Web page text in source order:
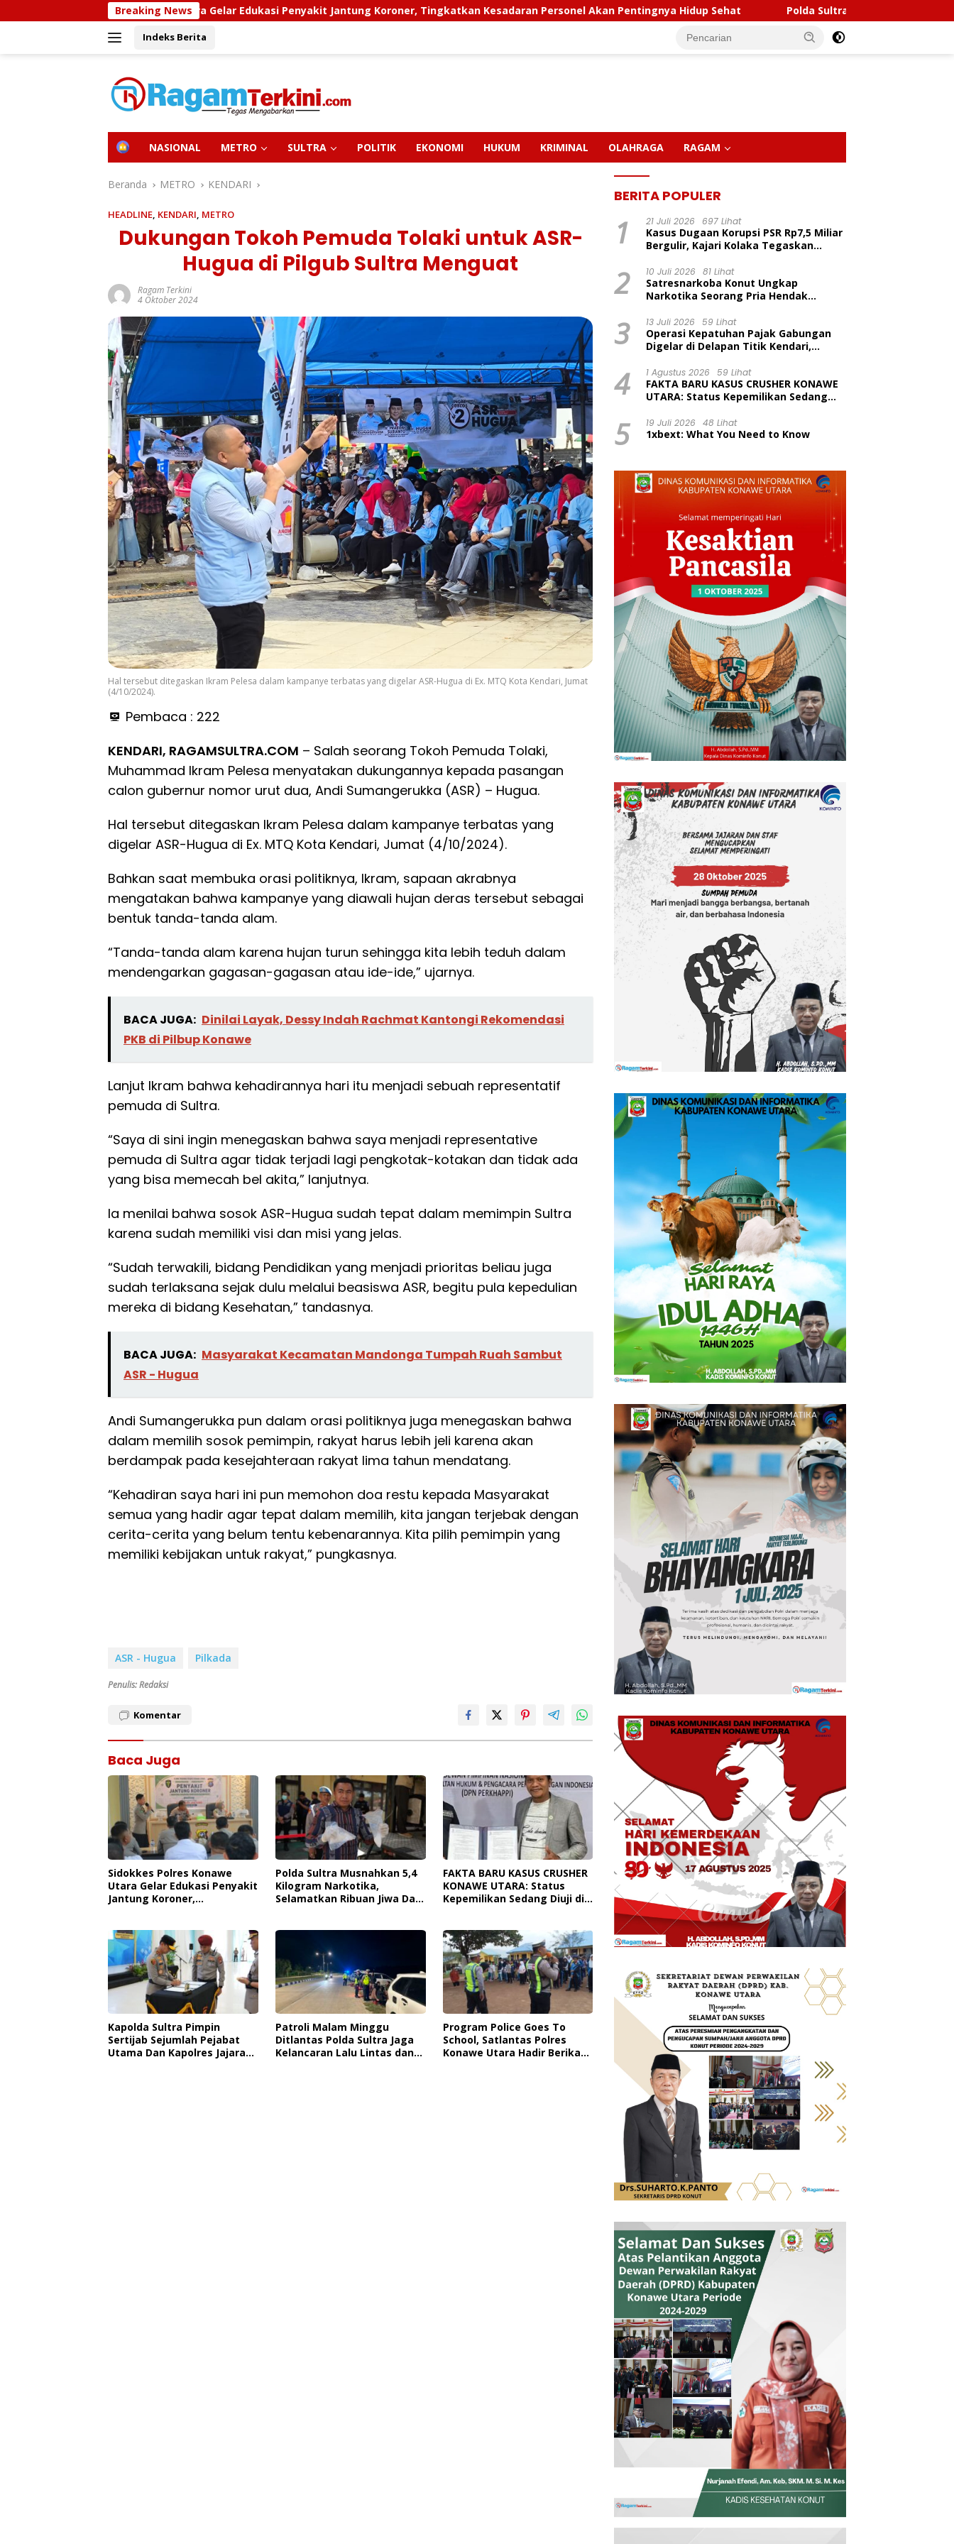
ke
Breaking News
Utara Gelar Edukasi Penyakit Jantung Koroner, Tingkatkan Kesadaran Personel Akan Pentingnya Hidup Sehat Polda Sultra Musnahkan 5,4 Kilogram Narkotika, Selamatkan
Indeks Berita
H
E
NASIONAL METRO SULTRA POLITIK EKONOMI HUKUM KRIMINAL OLAHRAGA RAGAM
Beranda METRO KENDARI
HEADLINE, KENDARI, METRO
Dukungan Tokoh Pemuda Tolaki untuk ASR-
Hugua di Pilgub Sultra Menguat
Ragam Terkini
4 Oktober 2024
Hal tersebut ditegaskan Ikram Pelesa dalam kampanye terbatas yang digelar ASR-Hugua di Ex. MTQ Kota Kendari, Jumat
(4/10/2024).
Pembaca : 222
KENDARI, RAGAMSULTRA.COM – Salah seorang Tokoh Pemuda Tolaki,
Muhammad Ikram Pelesa menyatakan dukungannya kepada pasangan
calon gubernur nomor urut dua, Andi Sumangerukka (ASR) – Hugua.
Hal tersebut ditegaskan Ikram Pelesa dalam kampanye terbatas yang
digelar ASR-Hugua di Ex. MTQ Kota Kendari, Jumat (4/10/2024).
Bahkan saat membuka orasi politiknya, Ikram, sapaan akrabnya
mengatakan bahwa kampanye yang diawali hujan deras tersebut sebagai
bentuk tanda-tanda alam.
“Tanda-tanda alam karena hujan turun sehingga kita lebih teduh dalam
mendengarkan gagasan-gagasan atau ide-ide,” ujarnya.
BACA JUGA: Dinilai Layak, Dessy Indah Rachmat Kantongi Rekomendasi
PKB di Pilbup Konawe
Lanjut Ikram bahwa kehadirannya hari itu menjadi sebuah representatif
pemuda di Sultra.
“Saya di sini ingin menegaskan bahwa saya menjadi representative
pemuda di Sultra agar tidak terjadi lagi pengkotak-kotakan dan tidak ada
yang bisa memecah bel akita,” lanjutnya.
Ia menilai bahwa sosok ASR-Hugua sudah tepat dalam memimpin Sultra
karena sudah memiliki visi dan misi yang jelas.
“Sudah terwakili, bidang Pendidikan yang menjadi prioritas beliau juga
sudah terlaksana sejak dulu melalui beasiswa ASR, begitu pula kepedulian
mereka di bidang Kesehatan,” tandasnya.
BACA JUGA: Masyarakat Kecamatan Mandonga Tumpah Ruah Sambut
ASR - Hugua
Andi Sumangerukka pun dalam orasi politiknya juga menegaskan bahwa
dalam memilih sosok pemimpin, rakyat harus lebih jeli karena akan
berdampak pada kesejahteraan rakyat lima tahun mendatang.
“Kehadiran saya hari ini pun memohon doa restu kepada Masyarakat
semua yang hadir agar tepat dalam memilih, kita jangan terjebak dengan
cerita-cerita yang belum tentu kebenarannya. Kita pilih pemimpin yang
memiliki kebijakan untuk rakyat,” pungkasnya.
ASR - Hugua Pilkada
Penulis: Redaksi
Komentar
Baca Juga
Sidokkes Polres Konawe
Utara Gelar Edukasi Penyakit
Jantung Koroner,
Hidup Sehat
Polda Sultra Musnahkan 5,4
Kilogram Narkotika,
Selamatkan Ribuan Jiwa Dari
FAKTA BARU KASUS CRUSHER
KONAWE UTARA: Status
Kepemilikan Sedang Diuji di
Ruksamin Dinilai Prematur
Kapolda Sultra Pimpin
Sertijab Sejumlah Pejabat
Utama Dan Kapolres Jajaran
Patroli Malam Minggu
Ditlantas Polda Sultra Jaga
Kelancaran Lalu Lintas dan
Program Police Goes To
School, Satlantas Polres
Konawe Utara Hadir Berikan
BERITA POPULER
1 21 Juli 2026 697 Lihat
Kasus Dugaan Korupsi PSR Rp7,5 Miliar
Bergulir, Kajari Kolaka Tegaskan
2 10 Juli 2026 81 Lihat
Satresnarkoba Konut Ungkap
Narkotika Seorang Pria Hendak
Kecamatan Wawolesea
3 13 Juli 2026 59 Lihat
Operasi Kepatuhan Pajak Gabungan
Digelar di Delapan Titik Kendari,
dan Tertib Berlalu Lintas
4 1 Agustus 2026 59 Lihat
FAKTA BARU KASUS CRUSHER KONAWE
UTARA: Status Kepemilikan Sedang
Penetapan Tersangka Dr. Ruksamin
Dinilai Prematur
5 19 Juli 2026 48 Lihat
1xbext: What You Need to Know